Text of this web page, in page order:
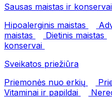
Sausas maistas ir konservai
Hipoalerginis maistas
maistas
Dietinis maistas
konservai
Sveikatos priežiūra
Priemonės nuo erkių
Vitaminai ir papildai